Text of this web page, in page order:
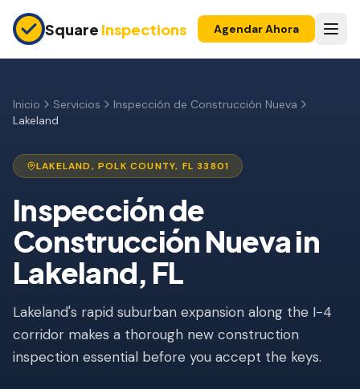
Square Inspections Agendar Ahora
Inspección Pre-Compra
Garantía 11 Meses
Inspección de Condominio
Inspección Pre-Listado
Propiedad de Inversión
INSPECCIONES DE SEGURO
Inspección 4 Puntos
Mitigación de Viento
Inicio Servicios
Inspección de Construcción Nueva
Lakeland
LAKELAND,POLK COUNTY, FL 33801
Inspección de
Construcción Nuevain
Lakeland, FL
Lakeland's rapid suburban expansion along the I-4
corridor makes a thorough new construction
inspection essential before you accept the keys.